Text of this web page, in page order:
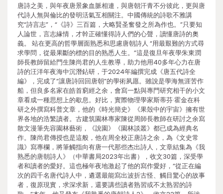
唐詩之美，與年夜唐景象血脈相連，與唐朝汗青不分彼此，更與唐
代詩人無與倫比的發明活氣互相關注。中國傳統的詩歌不雅講
究“詩言志”，“《詩》三百篇，大略賢圣奮發之所為作也。”只要知
人論世，言志緣情，才幹正確懂得詩人們的心聲，讀懂唐詩的奧
義。 站在更高的哲學層面熟悉和思慮唐朝詩人 “用最艱難的方式尋
求學問，從最果斷的標的目的熟悉人生。”這是復旦年夜學朱東潤
師長教師留給門生陳尚君的人生教導，助力他用40多年心力在唐
詩的汪洋年夜海中沉潛鉆研，于2024年編撰完成《唐五代詩全
編》，完成了“讓唐詩回回唐朝”的學術夙愿。雖說是學海無涯苦作
船，但良多名家在皓首窮經之余，會寫一點與專門研究相干的小文
章看成一種思想上的歇息。好比，實際物理學家斯蒂芬·霍金在科
研之外撰寫科普文章，他的《時光簡史》《果殼中的宇宙》擁有世
界各地的浩繁讀者。古建筑園林專家陳從周師長教師在研討之余寫
散文漫筆先容園林藝術，《說園》《園林談叢》都已成為經典名
作。陳尚君傳授也是這般，他在周全校正唐詩之余，為《文史常
識》寫專欄，將筆觸指向有唐一代那些杰出詩人，文章結集為《我
熟悉的唐朝詩人》（中華書局2023年出書），收文30篇，深受學
者和讀者的愛好。這也極年夜地激起了他的寫作愛好，“從正在編
次的四千名唐代詩人中，遴選最能寫出波折古怪、觸目驚心的故事
者，復原現實，求深求新，還要講些讀者熟習或不太熟習的詩